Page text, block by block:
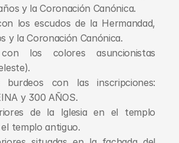
y la Coronación Canónica.
los escudos de la Hermandad,
y la Coronación Canónica.
con los colores asuncionistas
burdeos con las inscripciones:
y 300 AÑOS.
de la Iglesia en el templo
templo antiguo.